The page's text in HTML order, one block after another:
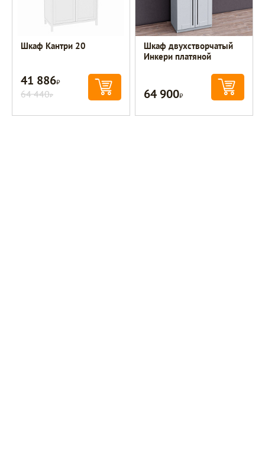
Шкаф Кантри 20
41 886Р
64 440Р
Шкаф двухстворчатый
Инкери платяной
64 900Р